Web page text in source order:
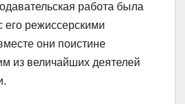
работа была
его режиссерскими
они поистине
из величайших деятелей